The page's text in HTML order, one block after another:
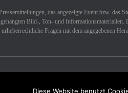
das angezeigte Event bzw.
Bild-, Ton- und
Fragen mit dem angegebenen
Diese Website benutzt